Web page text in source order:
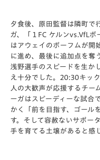
夕食後、原田監督は隣町で
ガ、「１FC ケルンvs.VfL
はアウェイのボーフムが開
に進め、最後に追加点を奪
浅野選手のスピードを生か
え十分でした。20:30キッ
人の大歓声が応援するチー
ーガはスピーディーな試合
かく「前を目指す、ゴール
す。そして容赦ないサポー
手を育てる土壌があると感